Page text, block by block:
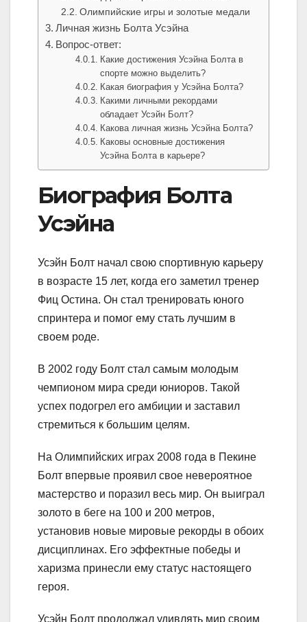
Олимпийские игры и золотые медали
Личная жизнь Болта Усэйна
Вопрос-ответ:
Какие достижения Усэйна Болта в
спорте можно выделить?
Какая биография у Усэйна Болта?
Какими личными рекордами
обладает Усэйн Болт?
Какова личная жизнь Усэйна Болта?
Каковы основные достижения
Усэйна Болта в карьере?
Биография Болта
Усэйна
Усэйн Болт начал свою спортивную карьеру
в возрасте 15 лет, когда его заметил тренер
Фиц Остина. Он стал тренировать юного
спринтера и помог ему стать лучшим в
своем роде.
В 2002 году Болт стал самым молодым
чемпионом мира среди юниоров. Такой
успех подогрел его амбиции и заставил
стремиться к большим целям.
На Олимпийских играх 2008 года в Пекине
Болт впервые проявил свое невероятное
мастерство и поразил весь мир. Он выиграл
золото в беге на 100 и 200 метров,
установив новые мировые рекорды в обоих
дисциплинах. Его эффектные победы и
харизма принесли ему статус настоящего
героя.
Усэйн Болт продолжал удивлять мир своим